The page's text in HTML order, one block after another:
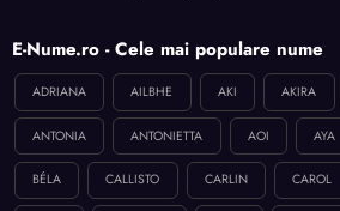
E-Nume.ro - Cele mai populare nume
ADRIANA AILBHE AKI AKIRA
ANTONIA ANTONIETTA AOI AYA
BÉLA CALLISTO CARLIN CAROL